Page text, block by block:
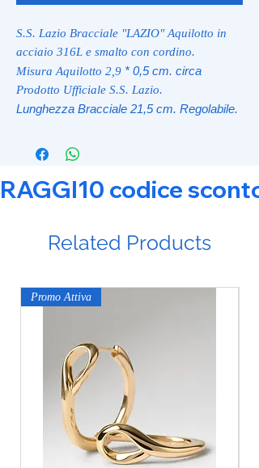
S.S. Lazio Bracciale "LAZIO" Aquilotto in
acciaio 316L e smalto con cordino.
Misura Aquilotto 2,9 * 0,5 cm. circa
Prodotto Ufficiale S.S. Lazio.
Lunghezza Bracciale 21,5 cm. Regolabile.
RAGGI10 codice
Related Products
Promo Attiva